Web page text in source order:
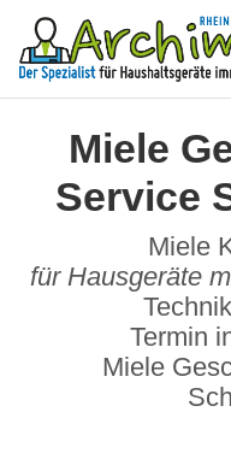
Miele
Service
Miele
für Hausgeräte
Termin
Miele